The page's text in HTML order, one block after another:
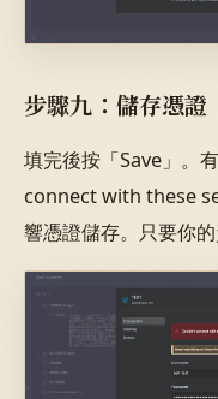
步驟九：儲存憑證
填完後按「Save」。
connect with these
響憑證儲存。只要你